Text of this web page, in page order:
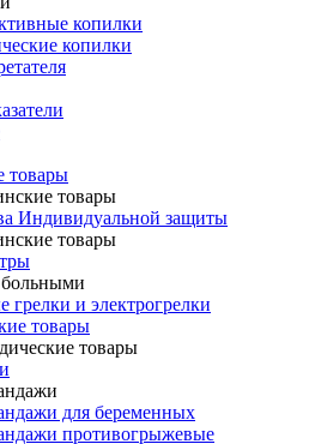
копилки
копилки
товары
товары
Индивидуальной защиты
товары
больными
грелки и электрогрелки
товары
товары
для беременных
противогрыжевые